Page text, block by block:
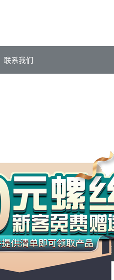
联系我们
行业新闻 常见问题